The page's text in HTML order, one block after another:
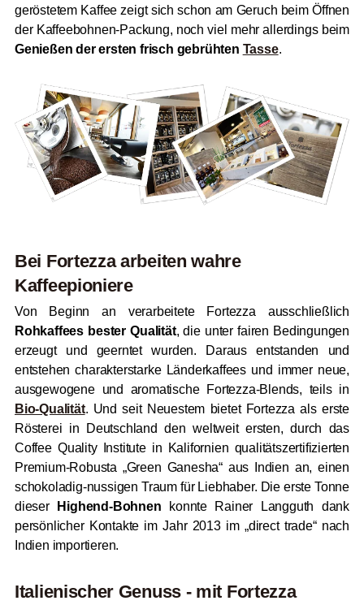
geröstetem Kaffee zeigt sich schon am Geruch beim Öffnen
der Kaffeebohnen-Packung, noch viel mehr allerdings beim
Genießen der ersten frisch gebrühten Tasse.
Bei Fortezza arbeiten wahre
Kaffeepioniere
Von Beginn an verarbeitete Fortezza ausschließlich
Rohkaffees bester Qualität, die unter fairen Bedingungen
erzeugt und geerntet wurden. Daraus entstanden und
entstehen charakterstarke Länderkaffees und immer neue,
ausgewogene und aromatische Fortezza-Blends, teils in
Bio-Qualität. Und seit Neuestem bietet Fortezza als erste
Rösterei in Deutschland den weltweit ersten, durch das
Coffee Quality Institute in Kalifornien qualitätszertifizierten
Premium-Robusta „Green Ganesha“ aus Indien an, einen
schokoladig-nussigen Traum für Liebhaber. Die erste Tonne
dieser
Highend-Bohnen konnte Rainer Langguth dank
persönlicher Kontakte im Jahr 2013 im „direct trade“ nach
Indien importieren.
Italienischer Genuss - mit Fortezza